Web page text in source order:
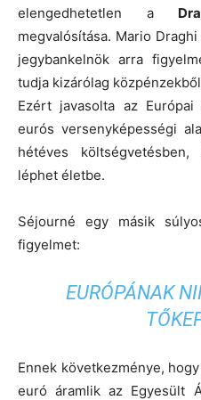
elengedhetetlen a
megvalósítása. Mario
jegybankelnök arra
tudja kizárólag
Ezért javasolta az
eurós versenyképességi
hétéves
léphet életbe.
Séjourné egy másik
figyelmet:
EURÓPÁNAK
Ennek következménye,
euró áramlik az Egyesült